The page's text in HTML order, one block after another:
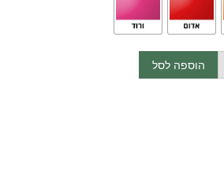
הארץ בתאום מראש.
מצפון ועד דרום (אין משלוחים לאילת)
הוספה לסל